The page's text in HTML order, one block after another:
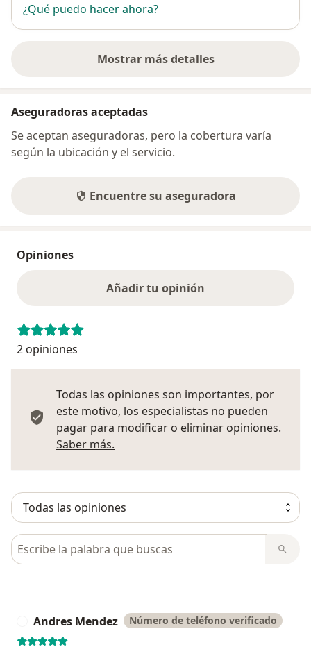
¿Qué puedo hacer ahora?
Mostrar más detalles
sobre la dirección
Aseguradoras aceptadas
Se aceptan aseguradoras, pero la cobertura varía
según la ubicación y el servicio.
Encuentre su aseguradora
Opiniones
Añadir tu opinión
2 opiniones
Todas las opiniones son importantes, por
este motivo, los especialistas no pueden
pagar para modificar o eliminar opiniones.
Saber más.
Busca en opiniones
Andres Mendez Número de teléfono verificado